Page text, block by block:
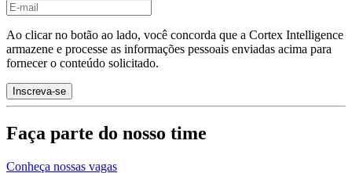
Ao clicar no botão ao lado, você concorda que a Cortex Intelligence
armazene e processe as informações pessoais enviadas acima para
fornecer o conteúdo solicitado.
Faça parte do nosso time
Conheça nossas vagas